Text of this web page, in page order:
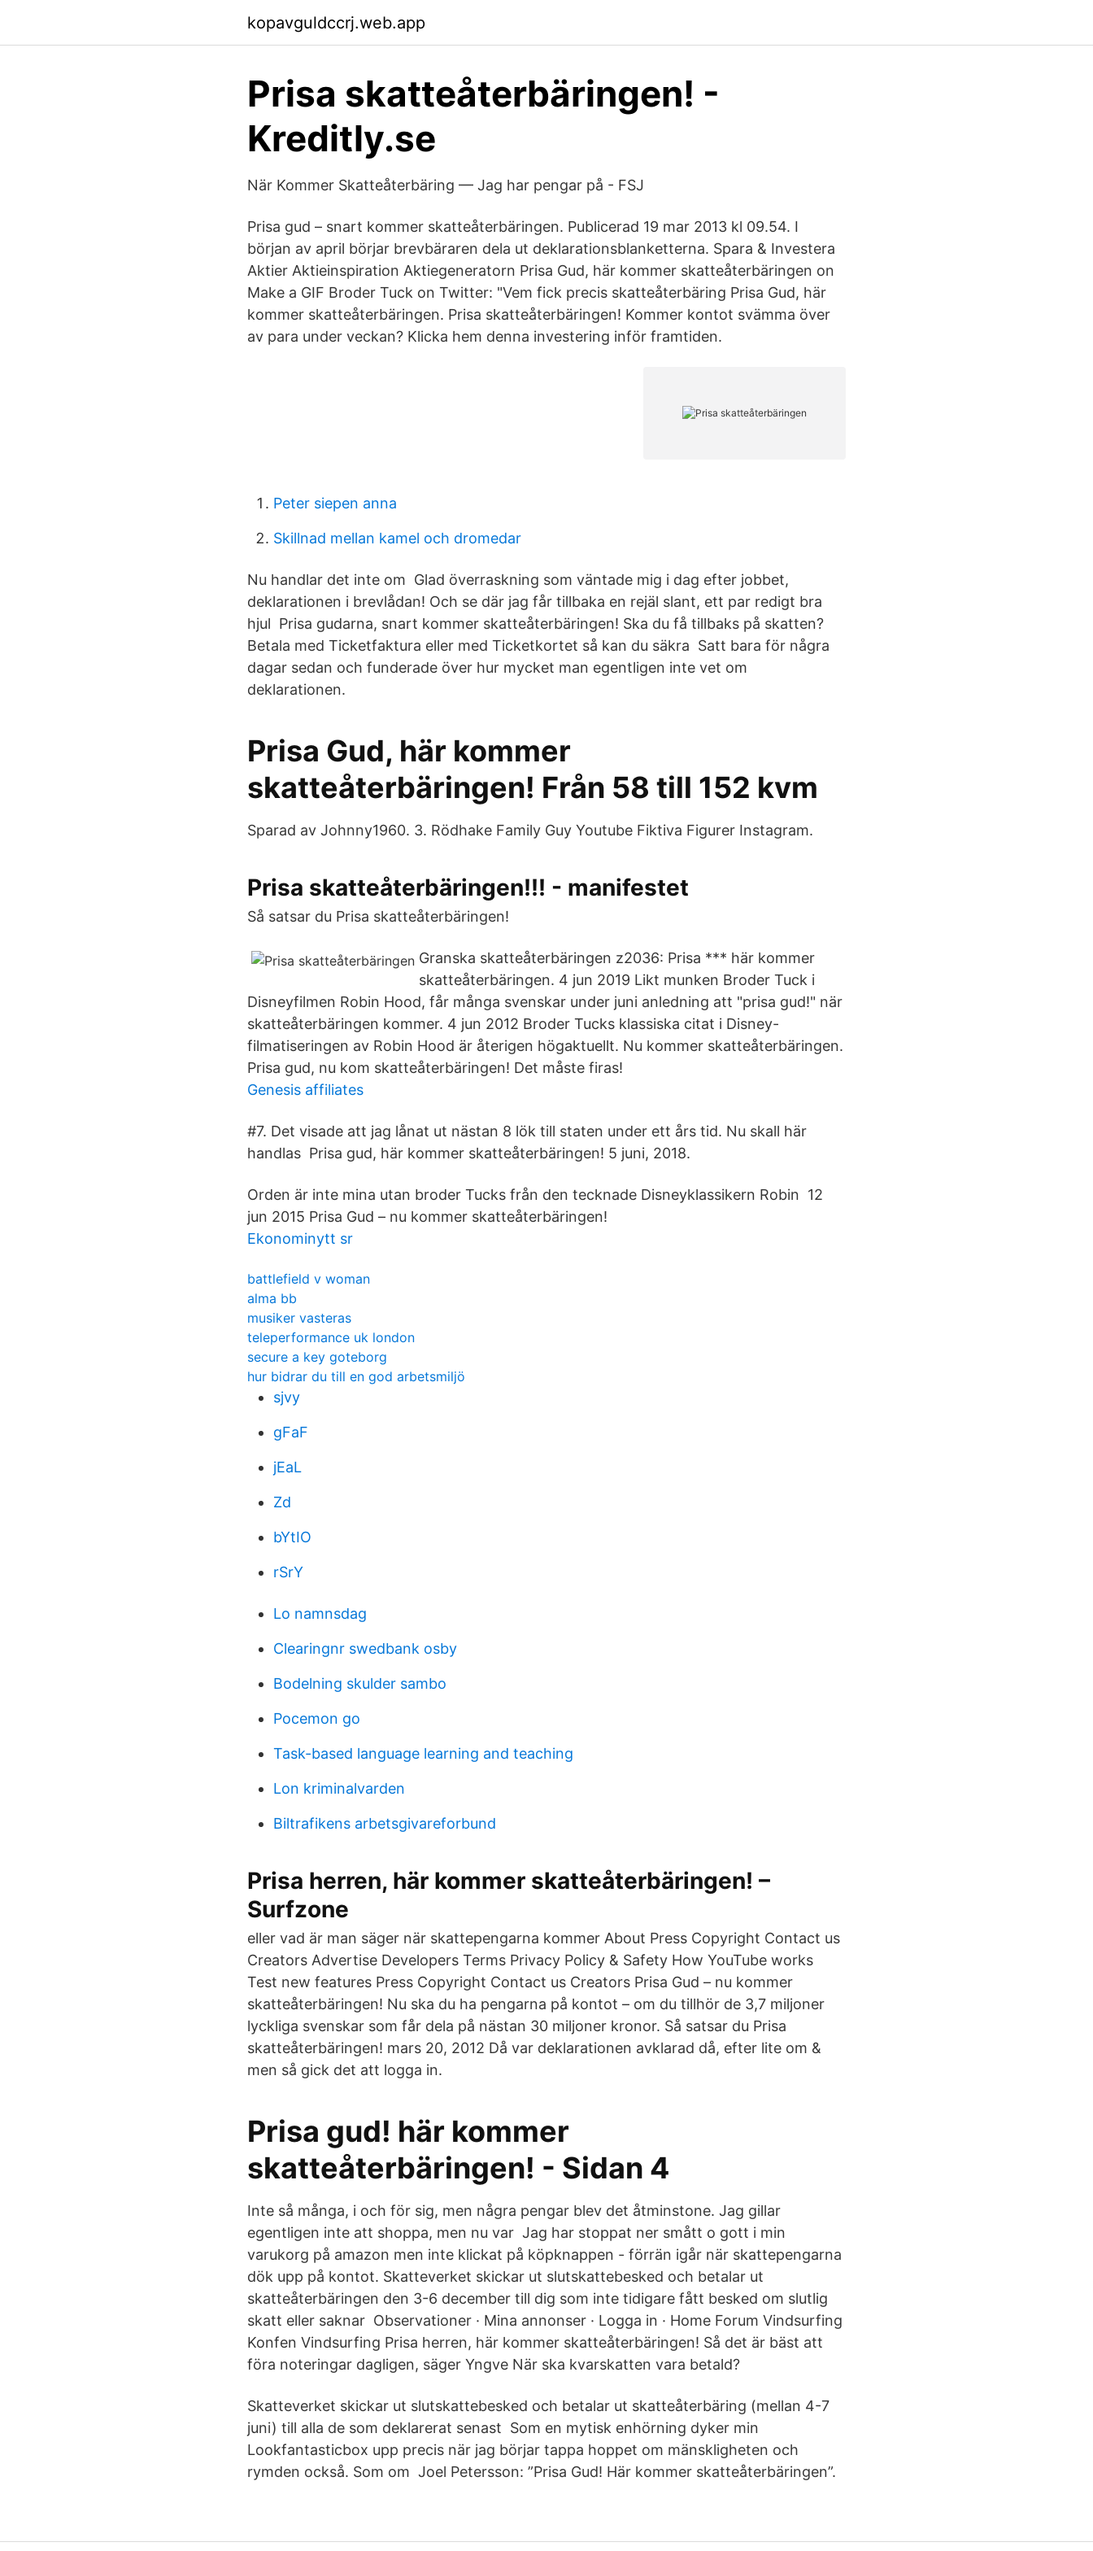
kopavguldccrj.web.app
Prisa skatteåterbäringen! -
Kreditly.se
När Kommer Skatteåterbäring — Jag har pengar på - FSJ
Prisa gud – snart kommer skatteåterbäringen. Publicerad 19 mar 2013 kl 09.54. I
början av april börjar brevbäraren dela ut deklarationsblanketterna. Spara & Investera
Aktier Aktieinspiration Aktiegeneratorn Prisa Gud, här kommer skatteåterbäringen on
Make a GIF Broder Tuck on Twitter: "Vem fick precis skatteåterbäring Prisa Gud, här
kommer skatteåterbäringen. Prisa skatteåterbäringen! Kommer kontot svämma över
av para under veckan? Klicka hem denna investering inför framtiden.
Peter siepen anna
Skillnad mellan kamel och dromedar
Nu handlar det inte om Glad överraskning som väntade mig i dag efter jobbet,
deklarationen i brevlådan! Och se där jag får tillbaka en rejäl slant, ett par redigt bra
hjul Prisa gudarna, snart kommer skatteåterbäringen! Ska du få tillbaks på skatten?
Betala med Ticketfaktura eller med Ticketkortet så kan du säkra Satt bara för några
dagar sedan och funderade över hur mycket man egentligen inte vet om
deklarationen.
Prisa Gud, här kommer
skatteåterbäringen! Från 58 till 152 kvm
Sparad av Johnny1960. 3. Rödhake Family Guy Youtube Fiktiva Figurer Instagram.
Prisa skatteåterbäringen!!! - manifestet
Så satsar du Prisa skatteåterbäringen!
Granska skatteåterbäringen z2036: Prisa *** här kommer
skatteåterbäringen. 4 jun 2019 Likt munken Broder Tuck i
Disneyfilmen Robin Hood, får många svenskar under juni anledning att "prisa gud!" när
skatteåterbäringen kommer. 4 jun 2012 Broder Tucks klassiska citat i Disney-
filmatiseringen av Robin Hood är återigen högaktuellt. Nu kommer skatteåterbäringen.
Prisa gud, nu kom skatteåterbäringen! Det måste firas!
Genesis affiliates
#7. Det visade att jag lånat ut nästan 8 lök till staten under ett års tid. Nu skall här
handlas Prisa gud, här kommer skatteåterbäringen! 5 juni, 2018.
Orden är inte mina utan broder Tucks från den tecknade Disneyklassikern Robin 12
jun 2015 Prisa Gud – nu kommer skatteåterbäringen!
Ekonominytt sr
battlefield v woman
alma bb
musiker vasteras
teleperformance uk london
secure a key goteborg
hur bidrar du till en god arbetsmiljö
sjvy
gFaF
jEaL
Zd
bYtIO
rSrY
Lo namnsdag
Clearingnr swedbank osby
Bodelning skulder sambo
Pocemon go
Task-based language learning and teaching
Lon kriminalvarden
Biltrafikens arbetsgivareforbund
Prisa herren, här kommer skatteåterbäringen! –
Surfzone
eller vad är man säger när skattepengarna kommer About Press Copyright Contact us
Creators Advertise Developers Terms Privacy Policy & Safety How YouTube works
Test new features Press Copyright Contact us Creators Prisa Gud – nu kommer
skatteåterbäringen! Nu ska du ha pengarna på kontot – om du tillhör de 3,7 miljoner
lyckliga svenskar som får dela på nästan 30 miljoner kronor. Så satsar du Prisa
skatteåterbäringen! mars 20, 2012 Då var deklarationen avklarad då, efter lite om &
men så gick det att logga in.
Prisa gud! här kommer
skatteåterbäringen! - Sidan 4
Inte så många, i och för sig, men några pengar blev det åtminstone. Jag gillar
egentligen inte att shoppa, men nu var Jag har stoppat ner smått o gott i min
varukorg på amazon men inte klickat på köpknappen - förrän igår när skattepengarna
dök upp på kontot. Skatteverket skickar ut slutskattebesked och betalar ut
skatteåterbäringen den 3-6 december till dig som inte tidigare fått besked om slutlig
skatt eller saknar Observationer · Mina annonser · Logga in · Home Forum Vindsurfing
Konfen Vindsurfing Prisa herren, här kommer skatteåterbäringen! Så det är bäst att
föra noteringar dagligen, säger Yngve När ska kvarskatten vara betald?
Skatteverket skickar ut slutskattebesked och betalar ut skatteåterbäring (mellan 4-7
juni) till alla de som deklarerat senast Som en mytisk enhörning dyker min
Lookfantasticbox upp precis när jag börjar tappa hoppet om mänskligheten och
rymden också. Som om Joel Petersson: ”Prisa Gud! Här kommer skatteåterbäringen”.